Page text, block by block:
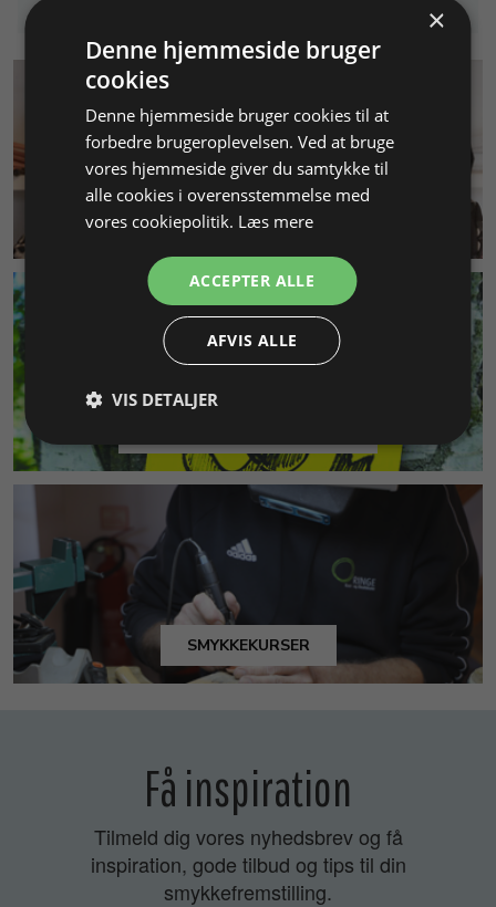
KUNDESERVICE
SMYKKEKURSER
Få inspiration
Tilmeld dig vores nyhedsbrev og få
inspiration, gode tilbud og tips til din
smykkefremstilling.
×
Denne hjemmeside bruger
cookies
Denne hjemmeside bruger cookies til at
forbedre brugeroplevelsen. Ved at bruge
vores hjemmeside giver du samtykke til
alle cookies i overensstemmelse med
vores cookiepolitik. Læs mere
ACCEPTER ALLE
AFVIS ALLE
VIS DETALJER